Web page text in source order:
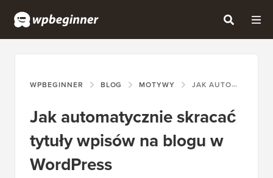
WPBEGINNER BLOG MOTYWY JAK AUTOMATYCZNIE SKRACAĆ TYTUŁY WPISÓW NA BLOGU W WORDPRESS
Jak automatycznie skracać
tytuły wpisów na blogu w
WordPress